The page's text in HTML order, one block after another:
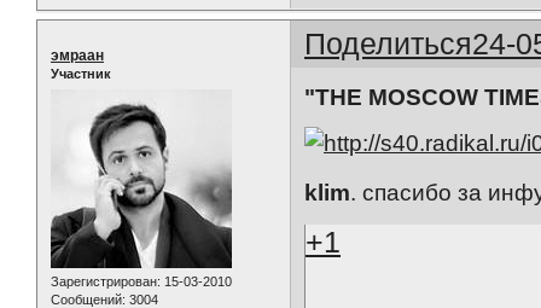
Поделиться24-
эмраан
Участник
Зарегистрирован: 15-03-2010
Сообщений: 3004
"THE MOSCOW
klim. спасибо за
+1